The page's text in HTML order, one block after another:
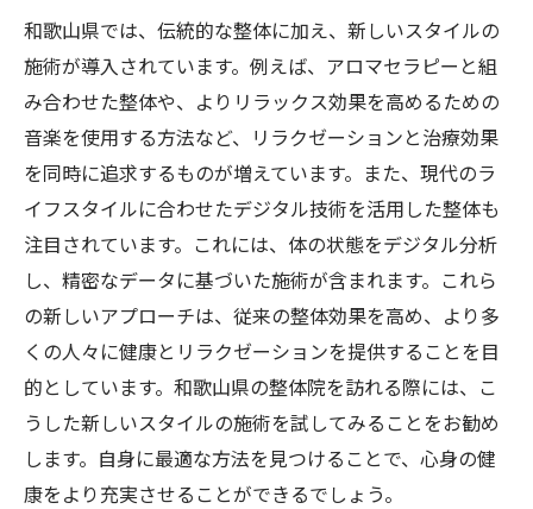
和歌山県では、伝統的な整体に加え、新しいスタイルの
施術が導入されています。例えば、アロマセラピーと組
み合わせた整体や、よりリラックス効果を高めるための
音楽を使用する方法など、リラクゼーションと治療効果
を同時に追求するものが増えています。また、現代のラ
イフスタイルに合わせたデジタル技術を活用した整体も
注目されています。これには、体の状態をデジタル分析
し、精密なデータに基づいた施術が含まれます。これら
の新しいアプローチは、従来の整体効果を高め、より多
くの人々に健康とリラクゼーションを提供することを目
的としています。和歌山県の整体院を訪れる際には、こ
うした新しいスタイルの施術を試してみることをお勧め
します。自身に最適な方法を見つけることで、心身の健
康をより充実させることができるでしょう。